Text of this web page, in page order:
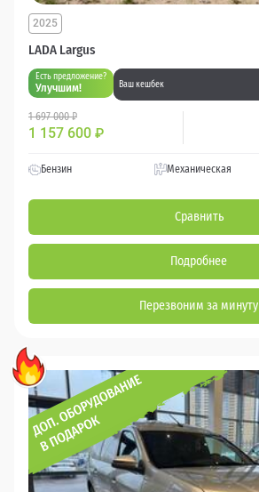
LADA Largus
2025
Есть предложение?
Улучшим! Ваш кешбек
1 697 000 ₽
1 157 600 ₽
Бензин Механическая
Сравнить
Подробнее
Перезвоним за минуту